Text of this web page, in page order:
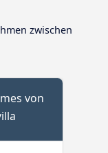
zwischen
von